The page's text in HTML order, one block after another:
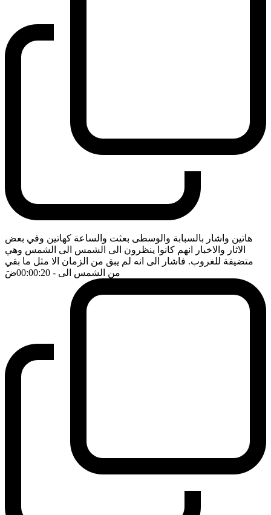
هاتين واشار بالسبابة والوسطى بعثت والساعة كهاتين وفي بعض
الاثار والاخبار انهم كانوا ينظرون الى الشمس الى الشمس وهي
متضيفة للغروب. فاشار الى انه لم يبق من الزمان الا مثل ما بقي
من الشمس الى - 00:00:20 ضَ